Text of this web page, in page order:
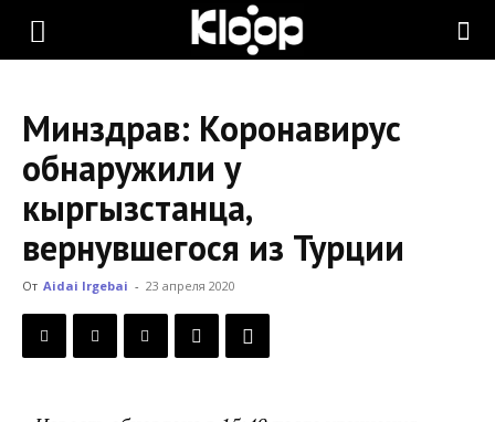
KLOOP.KG
Новости
Кыргызстана
Минздрав: Коронавирус
обнаружили у
кыргызстанца,
вернувшегося из Турции
От Aidai Irgebai - 23 апреля 2020